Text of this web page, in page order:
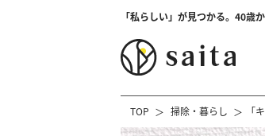
「私らしい」が見つかる。40歳
TOP 掃除・暮らし 「